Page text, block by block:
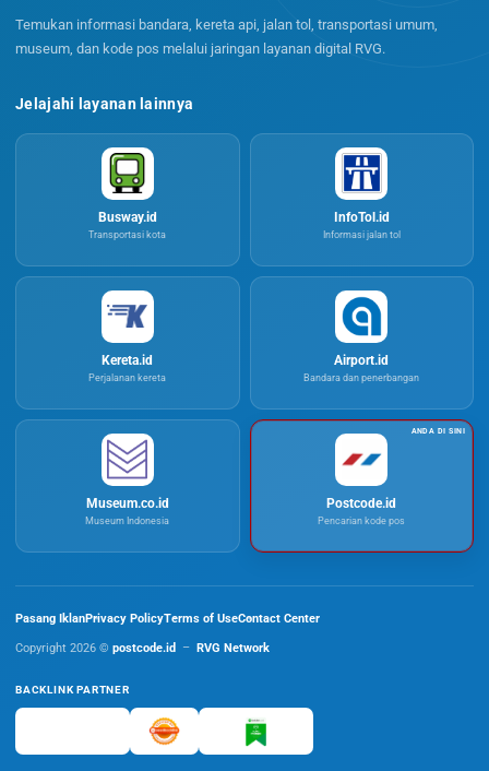
Temukan informasi bandara, kereta api, jalan tol, transportasi umum,
museum, dan kode pos melalui jaringan layanan digital RVG.
Jelajahi layanan lainnya
Busway.id
Transportasi kota
InfoTol.id
Informasi jalan tol
Kereta.id
Perjalanan kereta
Airport.id
Bandara dan penerbangan
Museum.co.id
Museum Indonesia
Postcode.id
Pencarian kode pos
Pasang IklanPrivacy PolicyTerms of UseContact Center
Copyright 2026 © postcode.id – RVG Network
BACKLINK PARTNER